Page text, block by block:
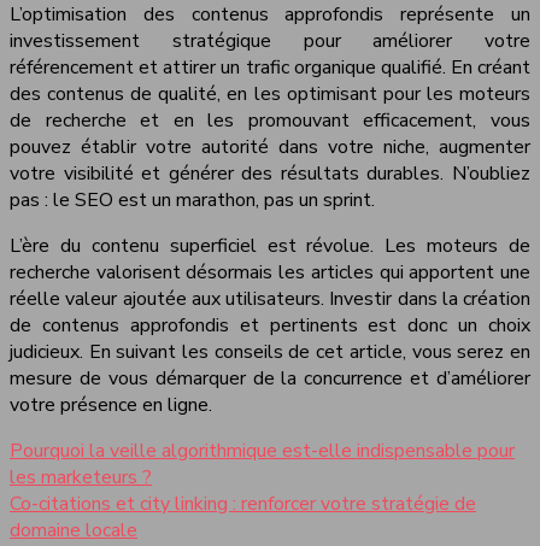
L’optimisation des contenus approfondis représente un
investissement stratégique pour améliorer votre
référencement et attirer un trafic organique qualifié. En créant
des contenus de qualité, en les optimisant pour les moteurs
de recherche et en les promouvant efficacement, vous
pouvez établir votre autorité dans votre niche, augmenter
votre visibilité et générer des résultats durables. N’oubliez
pas : le SEO est un marathon, pas un sprint.
L’ère du contenu superficiel est révolue. Les moteurs de
recherche valorisent désormais les articles qui apportent une
réelle valeur ajoutée aux utilisateurs. Investir dans la création
de contenus approfondis et pertinents est donc un choix
judicieux. En suivant les conseils de cet article, vous serez en
mesure de vous démarquer de la concurrence et d’améliorer
votre présence en ligne.
Pourquoi la veille algorithmique est-elle indispensable pour
les marketeurs ?
Co-citations et city linking : renforcer votre stratégie de
domaine locale